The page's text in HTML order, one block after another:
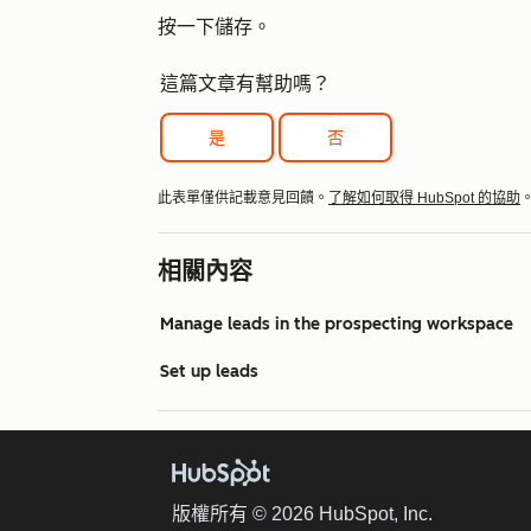
按一下儲存 。
這篇文章有幫助嗎？
是 否
此表單僅供記載意見回饋。 了解如何取得 HubSpot 的協助
相關內容
Manage leads in the prospecting workspace
Set up leads
版權所有 © 2026 HubSpot, Inc.